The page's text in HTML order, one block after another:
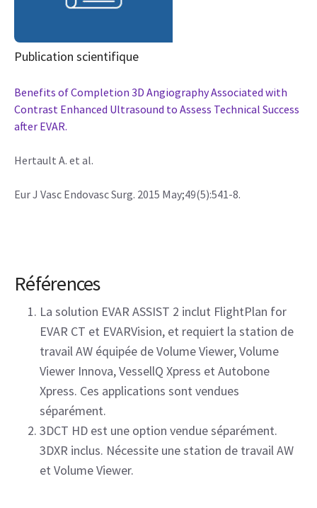
Publication scientifique
Benefits of Completion 3D Angiography Associated with
Contrast Enhanced Ultrasound to Assess Technical Success
after EVAR.
Hertault A. et al.
Eur J Vasc Endovasc Surg. 2015 May;49(5):541-8.
Références
La solution EVAR ASSIST 2 inclut FlightPlan for
EVAR CT et EVARVision, et requiert la station de
travail AW équipée de Volume Viewer, Volume
Viewer Innova, VessellQ Xpress et Autobone
Xpress. Ces applications sont vendues
séparément.
3DCT HD est une option vendue séparément.
3DXR inclus. Nécessite une station de travail AW
et Volume Viewer.